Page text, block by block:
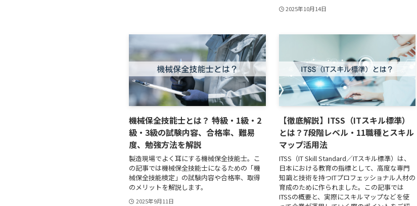
2025年10月14日
機械保全技能士とは？ 特級・1級・2
級・3級の試験内容、合格率、難易
度、勉強方法を解説
製造現場でよく耳にする機械保全技能士。こ
の記事では機械保全技能士になるための「機
械保全技能検定」の試験内容や合格率、取得
のメリットを解説します。
2025年9月11日
【徹底解説】ITSS（ITスキル標準）
とは？7段階レベル・11職種とスキル
マップ活用法
ITSS（IT Skill Standard／ITスキル標準）は、
日本における教育の指標として、高度な専門
知識と技術を持つITプロフェッショナル人材の
育成のために作られました。この記事では
ITSSの概要と、実際にスキルマップなどを使